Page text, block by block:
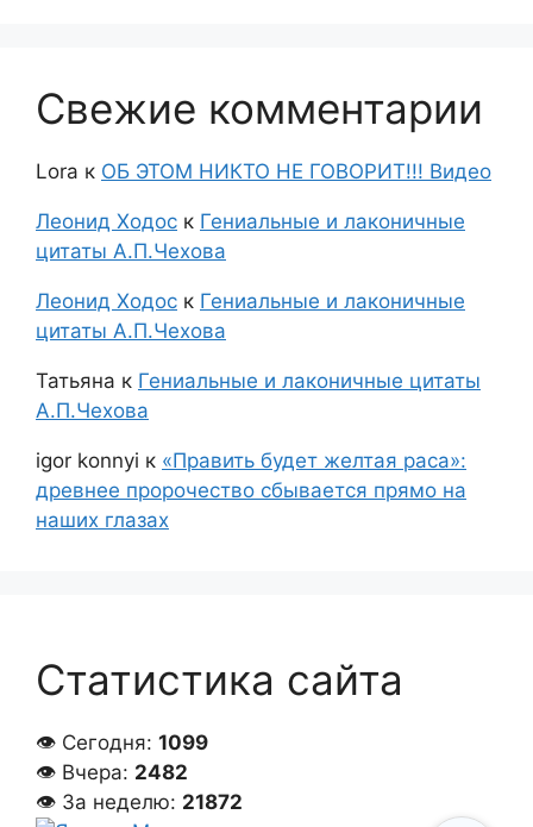
Свежие комментарии
Lora к ОБ ЭТОМ НИКТО НЕ ГОВОРИТ!!! Видео
Леонид Ходос к Гениальные и лаконичные
цитаты А.П.Чехова
Леонид Ходос к Гениальные и лаконичные
цитаты А.П.Чехова
Татьяна к Гениальные и лаконичные цитаты
А.П.Чехова
igor konnyi к «Править будет желтая раса»:
древнее пророчество сбывается прямо на
наших глазах
Статистика сайта
👁 Сегодня: 1099
👁 Вчера: 2482
👁 За неделю: 21872